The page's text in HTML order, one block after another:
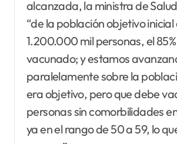
alcanzada, la ministra de
“de la población objetivo inicial
1.200.000 mil personas, el
vacunado; y estamos
paralelamente sobre la
era objetivo, pero que debe
personas sin comorbilidades
ya en el rango de 50 a 59, lo